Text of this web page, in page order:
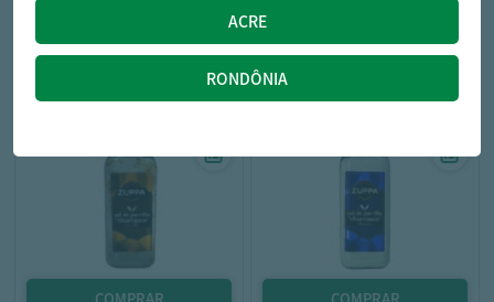
27,99